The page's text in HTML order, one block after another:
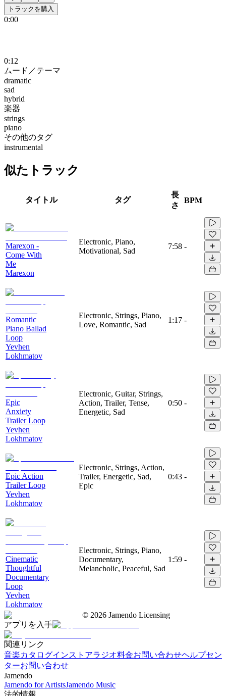
トラックを購入
0:00
0:12
ムード／テーマ
dramatic
sad
hybrid
楽器
strings
piano
その他のタグ
instrumental
似たトラック
タイトル タグ
長
さ
BPM
Marexon -
Come With
Me
Marexon
Electronic, Piano,
Motivational, Sad
7:58 -
Romantic
Piano Ballad
Loop
Yevhen
Lokhmatov
Electronic, Strings, Piano,
Love, Romantic, Sad
1:17 -
Epic
Anxiety
Trailer Loop
Yevhen
Lokhmatov
Electronic, Guitar, Strings,
Action, Trailer, Tense,
Energetic, Sad
0:50 -
Epic Action
Trailer Loop
Yevhen
Lokhmatov
Electronic, Strings, Action,
Trailer, Energetic, Sad,
Epic
0:43 -
Cinematic
Thoughtful
Documentary
Loop
Yevhen
Lokhmatov
Electronic, Strings, Piano,
Documentary,
Melancholic, Peaceful, Sad
1:59 -
© 2026 Jamendo Licensing
アプリを入手
関連リンク
音楽カタログインストアラジオ料金お問い合わせヘルプセン
ターお問い合わせ
Jamendo
Jamendo for ArtistsJamendo Music
法的情報